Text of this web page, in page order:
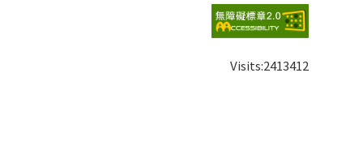
Visits:2413412